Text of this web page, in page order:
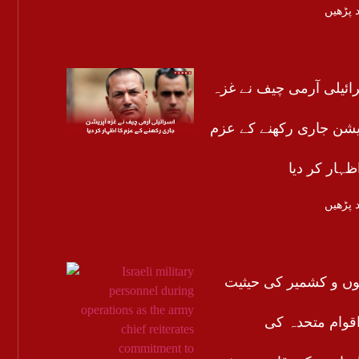
پڑھیں
آرمی چیف نے غزہ
جاری رکھنے کے عزم
کر دیا
پڑھیں
و کشمیر کی حیثیت
متحدہ کی